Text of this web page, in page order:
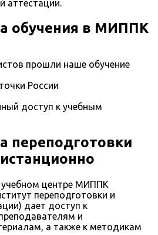
аттестации.
обучения в МИППК
прошли наше обучение
России
доступ к учебным
переподготовки
центре МИППК
переподготовки и
дает доступ к
и
а также к методикам